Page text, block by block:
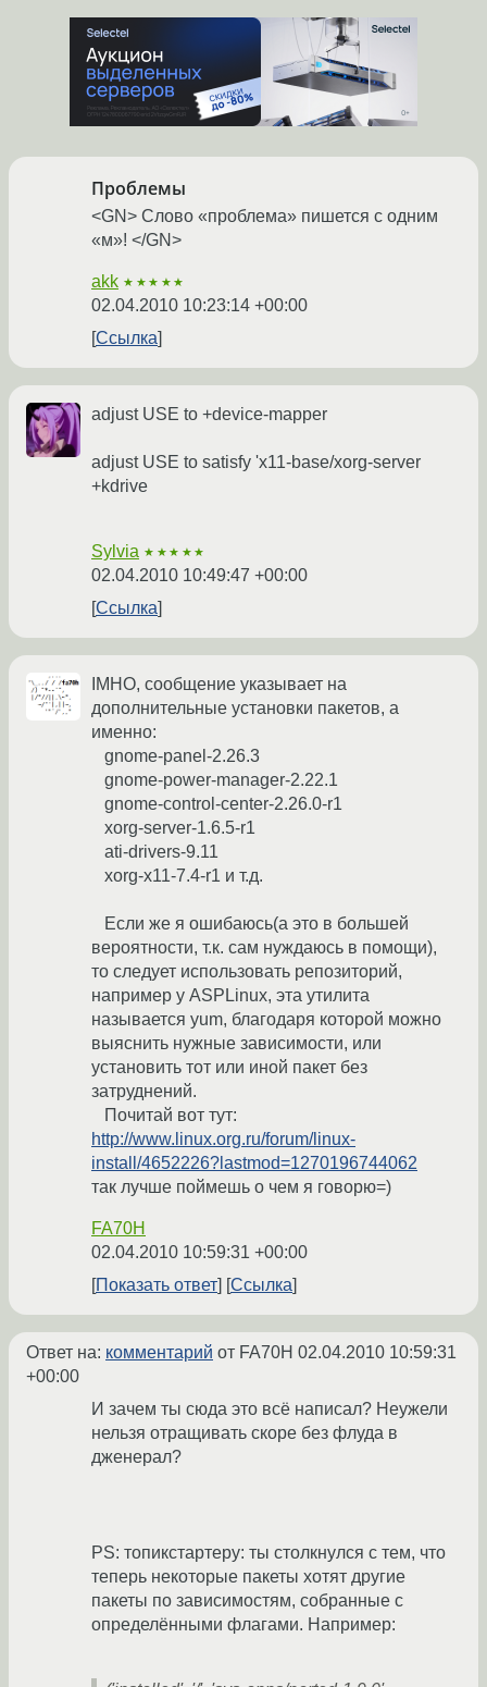
Проблемы
<GN> Слово «проблема» пишется с одним
«м»! </GN>
akk ★★★★★
02.04.2010 10:23:14 +00:00
Ссылка
adjust USE to +device-mapper
adjust USE to satisfy 'x11-base/xorg-server
+kdrive
Sylvia ★★★★★
02.04.2010 10:49:47 +00:00
Ссылка
IMHO, сообщение указывает на
дополнительные установки пакетов, а
именно:
gnome-panel-2.26.3
gnome-power-manager-2.22.1
gnome-control-center-2.26.0-r1
xorg-server-1.6.5-r1
ati-drivers-9.11
xorg-x11-7.4-r1 и т.д.
Если же я ошибаюсь(а это в большей
вероятности, т.к. сам нуждаюсь в помощи),
то следует использовать репозиторий,
например у ASPLinux, эта утилита
называется yum, благодаря которой можно
выяснить нужные зависимости, или
установить тот или иной пакет без
затруднений.
Почитай вот тут:
http://www.linux.org.ru/forum/linux-
install/4652226?lastmod=1270196744062
так лучше поймешь о чем я говорю=)
FA70H
02.04.2010 10:59:31 +00:00
Показать ответ
Ссылка
Ответ на: комментарий от FA70H 02.04.2010 10:59:31
+00:00
И зачем ты сюда это всё написал? Неужели
нельзя отращивать скоре без флуда в
дженерал?
PS: топикстартеру: ты столкнулся с тем, что
теперь некоторые пакеты хотят другие
пакеты по зависимостям, собранные с
определёнными флагами. Например: